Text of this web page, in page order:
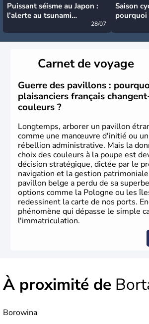
Puissant séisme au Japon :
l’alerte au tsunami
28/07
Saison
pourquoi
Carnet de voyage
Guerre des pavillons :
plaisanciers français
couleurs ?
Longtemps, arborer un pavillon
comme une manœuvre d'initié ou
rébellion administrative. Mais la
choix des couleurs à la poupe est
décision stratégique, dictée par le
navigation et la gestion
pavillon belge a perdu de sa
options comme la Pologne ou les
redessinent la carte de nos ports.
phénomène qui dépasse le simple
l'immatriculation.
À proximité de
Borowina